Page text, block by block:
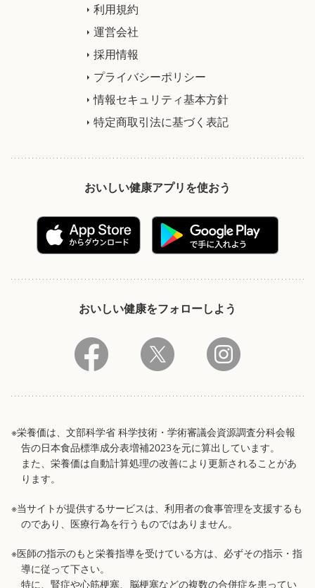
利用規約
運営会社
採用情報
プライバシーポリシー
情報セキュリティ基本方針
特定商取引法に基づく表記
おいしい健康アプリを使おう
おいしい健康をフォローしよう
※栄養価は、文部科学省 科学技術・学術審議会資源調査分科会報
告の日本食品標準成分表増補2023を元に算出しています。
また、栄養価は自動計算処理の改善により更新されることがあ
ります。
※当サイトが提供するサービスは、利用者の食事管理を支援するも
のであり、医療行為を行うものではありません。
※医師の指示のもと栄養指導を受けている方は、必ずその指示・指
導に従って下さい。
特に、腎症や心筋梗塞、脳梗塞などの複数の合併症を患ってい